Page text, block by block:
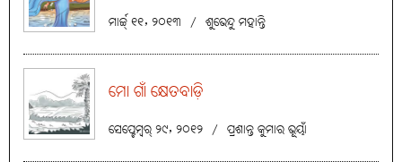
ମାର୍ଚ୍ଚ୍ ୧୧, ୨୦୧୩ / ଶୁଭେନ୍ଦୁ ମହାନ୍ତି
ମୋ ଗାଁ କ୍ଷେତବାଡ଼ି
ସେପ୍ଟେମ୍ବର୍ ୨୯, ୨୦୧୨ / ପ୍ରଶାନ୍ତ କୁମାର ଭୂୟାଁ